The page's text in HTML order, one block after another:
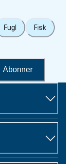
Fugl Fisk
Abonner